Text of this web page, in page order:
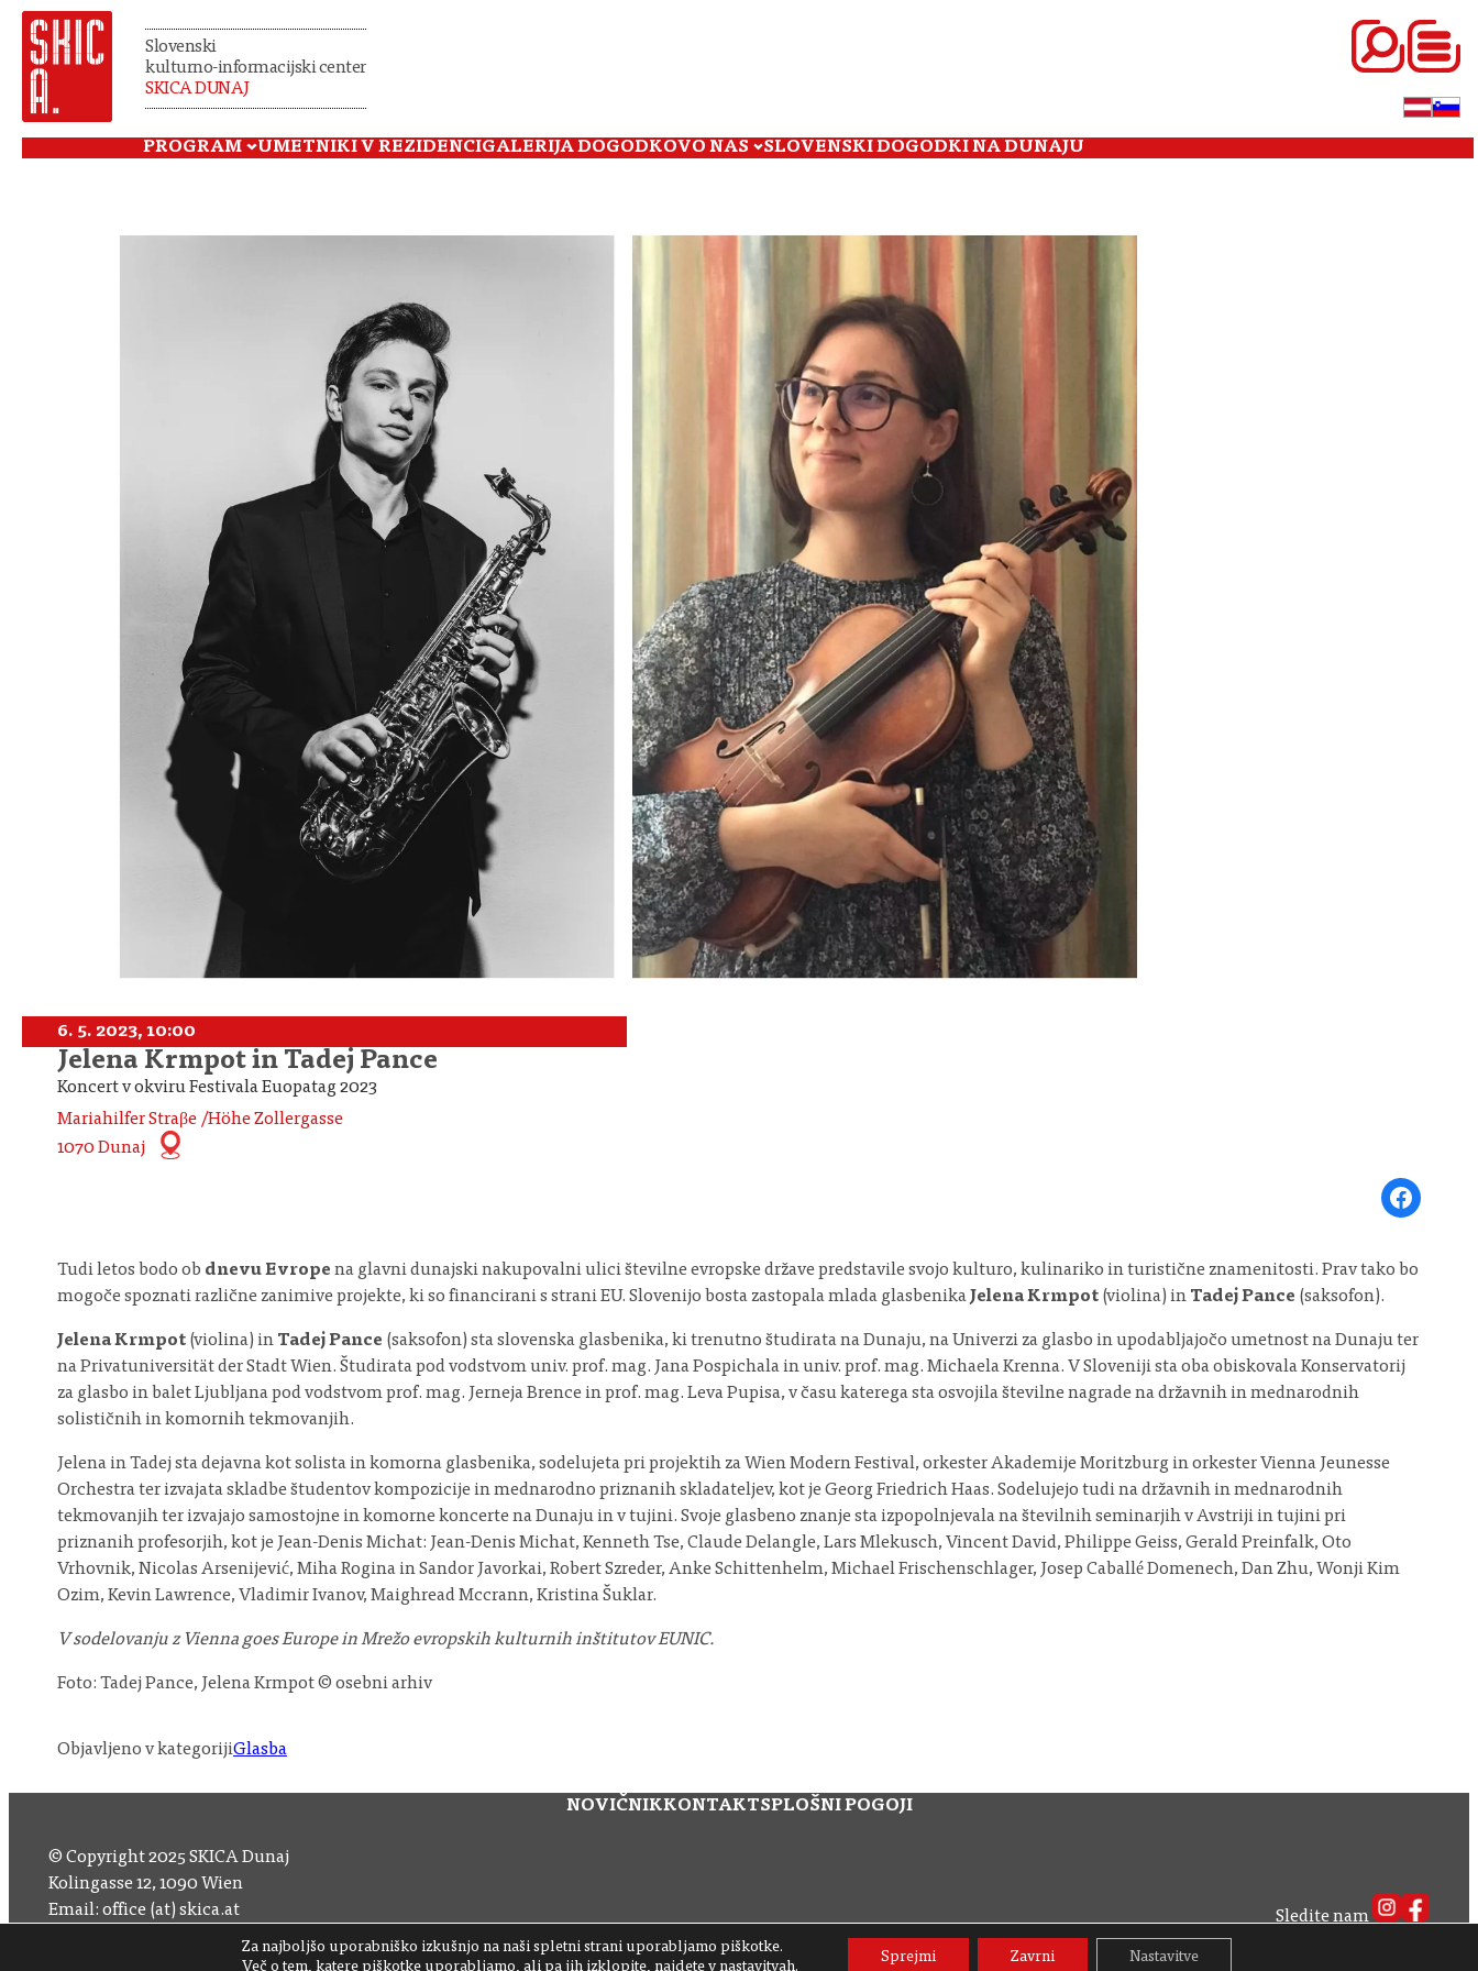
Slovenski
kulturno-informacijski center
SKICA DUNAJ
PROGRAM UMETNIKI V REZIDENCIGALERIJA DOGODKOVO NAS SLOVENSKI DOGODKI NA DUNAJU
6. 5. 2023, 10:00
Jelena Krmpot in Tadej Pance
Koncert v okviru Festivala Euopatag 2023
Mariahilfer Straβe /Höhe Zollergasse
1070 Dunaj
Share on
Tudi letos bodo ob dnevu Evrope na glavni dunajski nakupovalni ulici številne evropske države predstavile svojo kulturo, kulinariko in turistične znamenitosti. Prav tako bo
mogoče spoznati različne zanimive projekte, ki so financirani s strani EU. Slovenijo bosta zastopala mlada glasbenika Jelena Krmpot (violina) in Tadej Pance (saksofon).
Jelena Krmpot (violina) in Tadej Pance (saksofon) sta slovenska glasbenika, ki trenutno študirata na Dunaju, na Univerzi za glasbo in upodabljajočo umetnost na Dunaju ter
na Privatuniversität der Stadt Wien. Študirata pod vodstvom univ. prof. mag. Jana Pospichala in univ. prof. mag. Michaela Krenna. V Sloveniji sta oba obiskovala Konservatorij
za glasbo in balet Ljubljana pod vodstvom prof. mag. Jerneja Brence in prof. mag. Leva Pupisa, v času katerega sta osvojila številne nagrade na državnih in mednarodnih
solističnih in komornih tekmovanjih.
Jelena in Tadej sta dejavna kot solista in komorna glasbenika, sodelujeta pri projektih za Wien Modern Festival, orkester Akademije Moritzburg in orkester Vienna Jeunesse
Orchestra ter izvajata skladbe študentov kompozicije in mednarodno priznanih skladateljev, kot je Georg Friedrich Haas. Sodelujejo tudi na državnih in mednarodnih
tekmovanjih ter izvajajo samostojne in komorne koncerte na Dunaju in v tujini. Svoje glasbeno znanje sta izpopolnjevala na številnih seminarjih v Avstriji in tujini pri
priznanih profesorjih, kot je Jean-Denis Michat: Jean-Denis Michat, Kenneth Tse, Claude Delangle, Lars Mlekusch, Vincent David, Philippe Geiss, Gerald Preinfalk, Oto
Vrhovnik, Nicolas Arsenijević, Miha Rogina in Sandor Javorkai, Robert Szreder, Anke Schittenhelm, Michael Frischenschlager, Josep Caballé Domenech, Dan Zhu, Wonji Kim
Ozim, Kevin Lawrence, Vladimir Ivanov, Maighread Mccrann, Kristina Šuklar.
V sodelovanju z Vienna goes Europe in Mrežo evropskih kulturnih inštitutov EUNIC.
Foto: Tadej Pance, Jelena Krmpot © osebni arhiv
Objavljeno v kategorijiGlasba
Za najboljšo uporabniško izkušnjo na naši spletni strani uporabljamo piškotke.
Več o tem, katere piškotke uporabljamo, ali pa jih izklopite, najdete vnastavitvah.
Sprejmi Zavrni Nastavitve
NOVIČNIKKONTAKTSPLOŠNI POGOJI
© Copyright 2025 SKICA Dunaj
Kolingasse 12, 1090 Wien
Email: office (at) skica.at
Sledite nam
Naročite se na naš novičnik